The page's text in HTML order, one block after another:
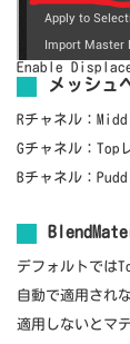
Enable
メッシュ
Rチャネル：
Gチャネル：Top
Bチャネル：
デフォルトでは
自動で適用され
適用しないとマ